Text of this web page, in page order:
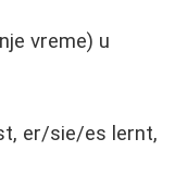
vreme) u
er/sie/es lernt,